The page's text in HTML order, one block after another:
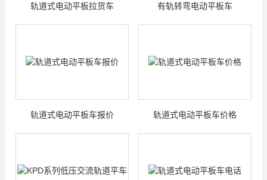
轨道式电动平板拉货车 有轨转弯电动平板车
轨道式电动平板车报价 轨道式电动平板车价格